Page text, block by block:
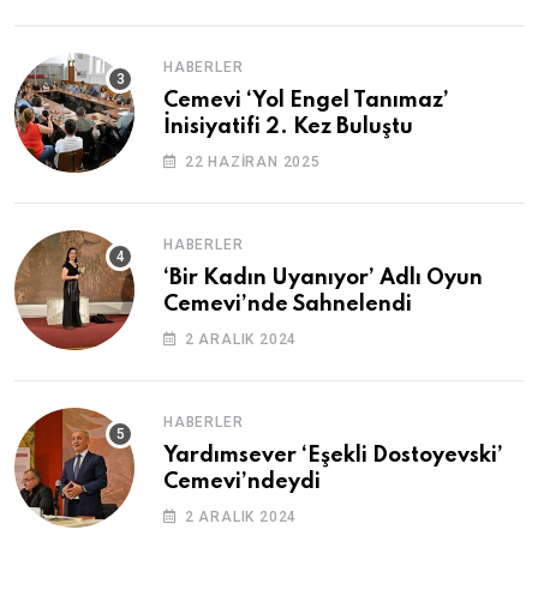
HABERLER
Cemevi ‘Yol Engel Tanımaz’
İnisiyatifi 2. Kez Buluştu
22 HAZIRAN 2025
HABERLER
‘Bir Kadın Uyanıyor’ Adlı Oyun
Cemevi’nde Sahnelendi
2 ARALIK 2024
HABERLER
Yardımsever ‘Eşekli Dostoyevski’
Cemevi’ndeydi
2 ARALIK 2024